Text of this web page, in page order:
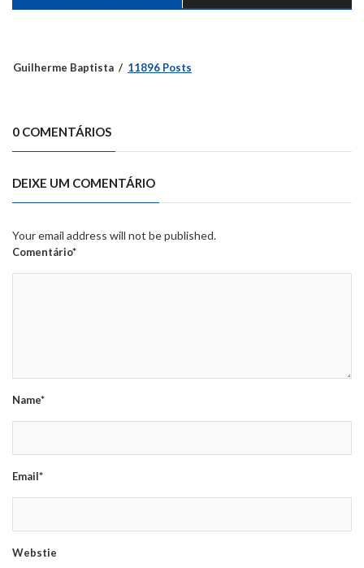
Guilherme Baptista 11896 Posts
0 COMENTÁRIOS
DEIXE UM COMENTÁRIO
Your email address will not be published.
Comentário*
Name*
Email*
Webstie